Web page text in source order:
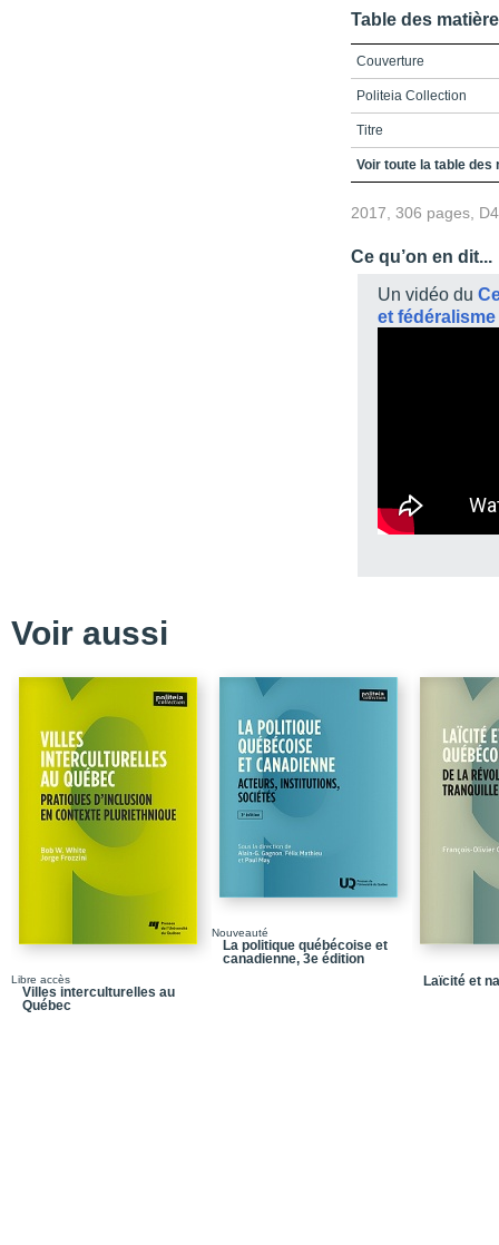
Table des
Couverture
Politeia Collection
Titre
Crédits
Liste des sigles
Introduction
Chapitre 4 – L’échec
Partie II – De
Conclusion
Quatrième de
Voir toute la table des
2017, 306 pages,
Ce qu’on en dit...
Un vidéo du
et fédéralisme
Voir aussi
Libre accès
Villes interculturelles au
Québec
Nouveauté
La politique québécoise et
canadienne, 3e édition
Laïcité et